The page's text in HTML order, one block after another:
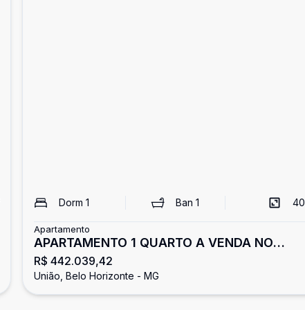
Dorm 1 Ban1 40
Apartamento
APARTAMENTO 1 QUARTO A VENDA NO
BAIRRO UNIAO
R$ 442.039,42
União, Belo Horizonte - MG